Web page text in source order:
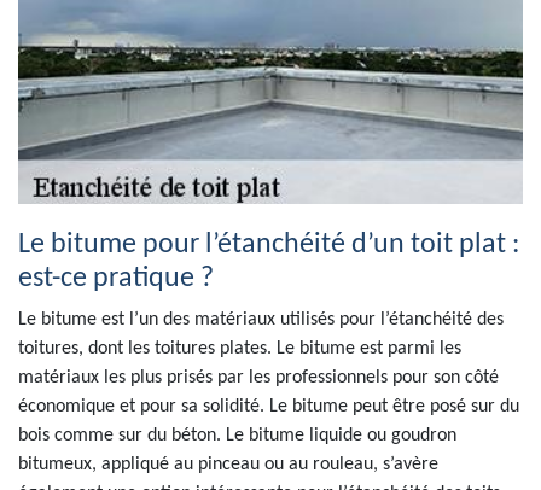
Le bitume pour l’étanchéité d’un toit plat :
est-ce pratique ?
Le bitume est l’un des matériaux utilisés pour l’étanchéité des
toitures, dont les toitures plates. Le bitume est parmi les
matériaux les plus prisés par les professionnels pour son côté
économique et pour sa solidité. Le bitume peut être posé sur du
bois comme sur du béton. Le bitume liquide ou goudron
bitumeux, appliqué au pinceau ou au rouleau, s’avère